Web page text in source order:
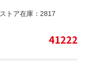
トア在庫： 2817
41222